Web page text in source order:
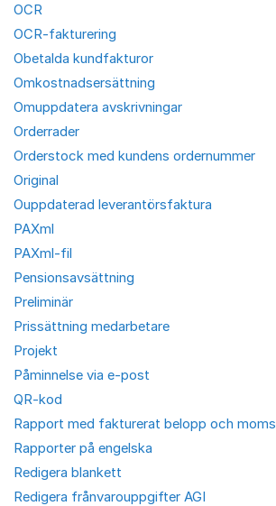
OCR
OCR-fakturering
Obetalda kundfakturor
Omkostnadsersättning
Omuppdatera avskrivningar
Orderrader
Orderstock med kundens ordernummer
Original
Ouppdaterad leverantörsfaktura
PAXml
PAXml-fil
Pensionsavsättning
Preliminär
Prissättning medarbetare
Projekt
Påminnelse via e-post
QR-kod
Rapport med fakturerat belopp och moms
Rapporter på engelska
Redigera blankett
Redigera frånvarouppgifter AGI